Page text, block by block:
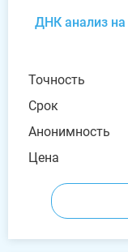
ДНК анализ
Точность
Срок
Анонимность
Цена